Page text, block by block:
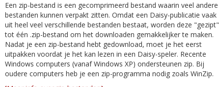
Een zip-bestand is een gecomprimeerd bestand waarin veel andere
bestanden kunnen verpakt zitten. Omdat een Daisy-publicatie vaak
uit heel veel verschillende bestanden bestaat, worden deze "gezipt"
tot één .zip-bestand om het downloaden gemakkelijker te maken.
Nadat je een zip-bestand hebt gedownload, moet je het eerst
uitpakken voordat je het kan lezen in een Daisy-speler. Recente
Windows computers (vanaf Windows XP) ondersteunen zip. Bij
oudere computers heb je een zip-programma nodig zoals WinZip.